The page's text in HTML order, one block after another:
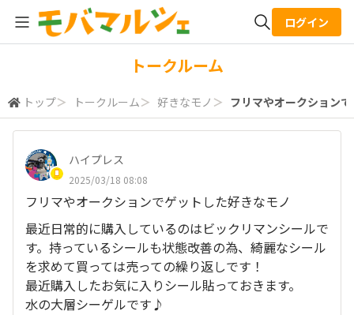
検索
ログイン
トークルーム
トップ＞ トークルーム＞ 好きなモノ ＞ フリマやオークション
ハイプレス
2025/03/18 08:08
フリマやオークションでゲットした好きなモノ
最近日常的に購入しているのはビックリマンシールで
す。持っているシールも状態改善の為、綺麗なシール
を求めて買っては売っての繰り返しです！
最近購入したお気に入りシール貼っておきます。
水の大層シーゲルです♪